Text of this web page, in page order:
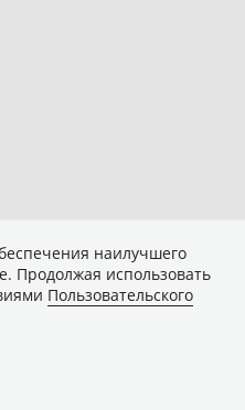
наилучшего
Продолжая использовать
Пользовательского